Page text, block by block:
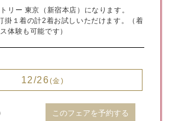
リー 東京（新宿本店）になります。
掛１着の計2着お試しいただけます。（着
体験も可能です）
12/26(金)
このフェアを予約する